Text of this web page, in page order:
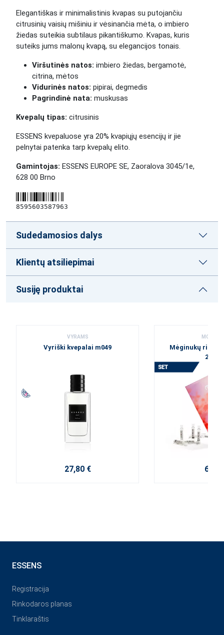
Elegantiškas ir minimalistinis kvapas su putojančiu
citrusinių vaisių mišiniu ir vėsinančia mėta, o imbiero
žiedas suteikia subtilaus pikantiškumo. Kvapas, kuris
suteiks jums malonų kvapą, su elegancijos tonais.
Viršutinės natos: imbiero žiedas, bergamotė,
citrina, mėtos
Vidurinės natos: pipirai, degmedis
Pagrindinė nata: muskusas
Kvepalų tipas: citrusinis
ESSENS kvepaluose yra 20% kvapiųjų esencijų ir jie
pelnytai patenka tarp kvepalų elito.
Gamintojas: ESSENS EUROPE SE, Zaoralova 3045/1e,
628 00 Brno
8595603587963
Sudedamosios dalys
Klientų atsiliepimai
Susiję produktai
VYRAMS
Vyriški kvepalai m049
27,80 €
Mėginukų
2025
6,00
ESSENS
Registracija
Rinkodaros planas
Tinklaraštis